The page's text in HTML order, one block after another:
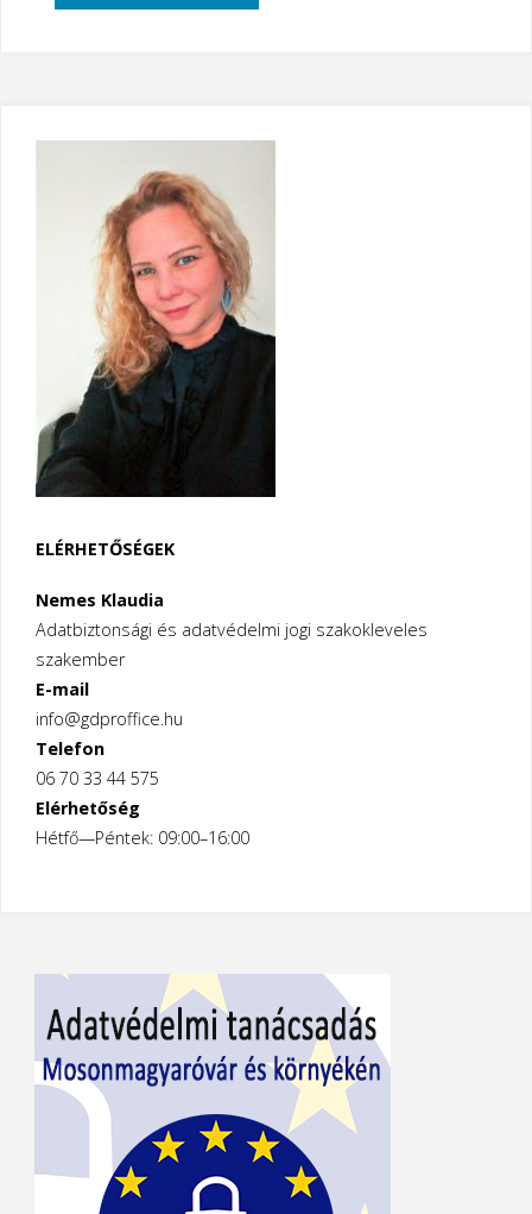
adatvédelmi
bírságot
szabtak
ki
a
TikTok-
ELÉRHETŐSÉGEK
Nemes Klaudia
Adatbiztonsági és adatvédelmi jogi szakokleveles
szakember
E-mail
info@gdproffice.hu
Telefon
06 70 33 44 575
Elérhetőség
Hétfő—Péntek: 09:00–16:00